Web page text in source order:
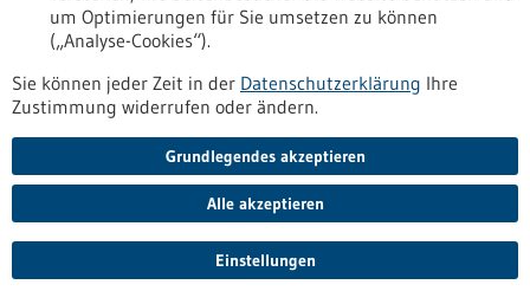
Unternehmen wie Boehringer Ingelheim oder DiHeSys sowie
internationale Player wie die Teva Biotech GmbH werden
Trends und Innovationen vorstellen, das Universitätsklinikum
Ulm, die Universität Ulm sowie die AOK als Krankenkasse
ihre…
https://www.forum-gesundheitsstandort-
bw.de/infothek/news-presse/innovative-produktion-als-
treiber-der-personalisierten-medizin
Wanderausstellung "Gemeinsam für Gesünder" zu Gast in
um Optimierungen für Sie umsetzen zu können
(„Analyse-Cookies“).
Sie können jeder Zeit in der Datenschutzerklärung Ihre
Zustimmung widerrufen oder ändern.
Grundlegendes akzeptieren
Alle akzeptieren
Einstellungen